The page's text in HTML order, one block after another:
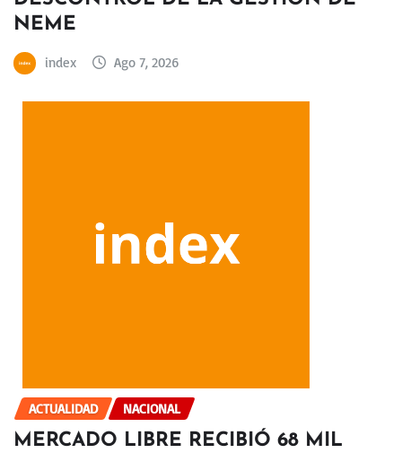
NEME
index Ago 7, 2026
ACTUALIDAD NACIONAL
MERCADO LIBRE RECIBIÓ 68 MIL